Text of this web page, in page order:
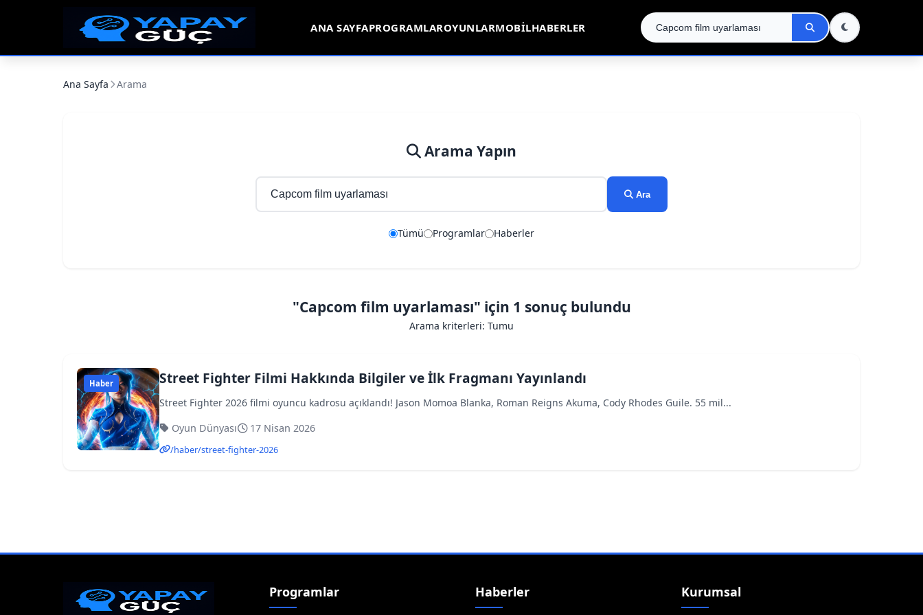
ANA SAYFAPROGRAMLAROYUNLARMOBILHABERLER
Ana Sayfa Arama
Arama Yapın
Ara
Tümü Programlar Haberler
"Capcom film uyarlaması" için 1 sonuç bulundu
Arama kriterleri: Tumu
Haber Street Fighter Filmi Hakkında Bilgiler ve İlk Fragmanı Yayınlandı
Street Fighter 2026 filmi oyuncu kadrosu açıklandı! Jason Momoa Blanka, Roman Reigns Akuma, Cody Rhodes Guile. 55 mil...
Oyun Dünyası
17 Nisan 2026
/haber/street-fighter-2026
Programlar Haberler Kurumsal